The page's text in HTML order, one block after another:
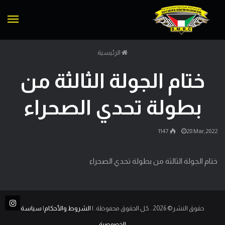
الرئيسية
ختام الجولة الثالثة من
بطولة تحدي الصحراء
28 Mar,2022
1147
ختام الجولة الثالثة من بطولة تحدي الصحراء
حقوق النشر© 2026 . كل الحقوق محفوظة. | الشروط والأحكام| سياسة